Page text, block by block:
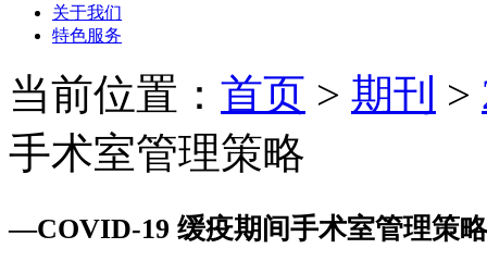
关于我们
特色服务
当前位置： 首页 > 期刊 >
手术室管理策略
—COVID-19 缓疫期间手术室管理策略